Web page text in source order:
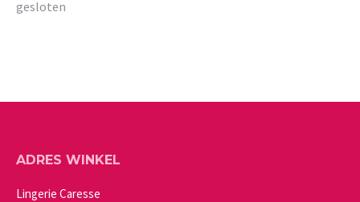
gesloten
ADRES WINKEL
Lingerie Caresse